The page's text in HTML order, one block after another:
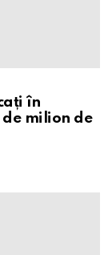
în
milion de